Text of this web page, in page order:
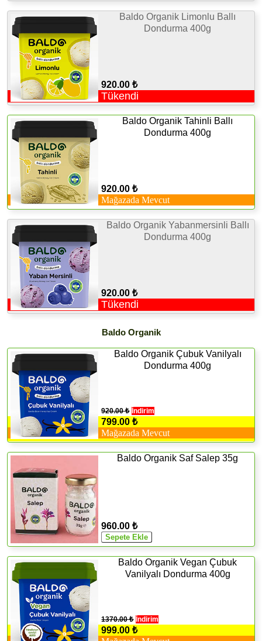
Baldo Organik Limonlu Ballı
Dondurma 400g
920.00 ₺
Tükendi
Baldo Organik Tahinli Ballı
Dondurma 400g
920.00 ₺
Mağazada Mevcut
Baldo Organik Yabanmersinli Ballı
Dondurma 400g
920.00 ₺
Tükendi
Baldo Organik
Baldo Organik Çubuk Vanilyalı
Dondurma 400g
920.00 ₺ İndirim
799.00 ₺
Mağazada Mevcut
Baldo Organik Saf Salep 35g
960.00 ₺
Baldo Organik Vegan Çubuk
Vanilyalı Dondurma 400g
1370.00 ₺ İndirim
999.00 ₺